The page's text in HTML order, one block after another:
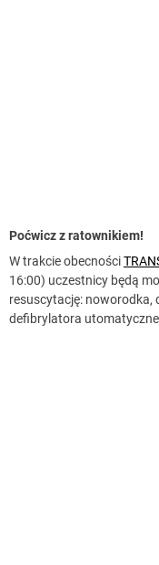
Poćwicz z ratownikiem!
W trakcie obecności
16:00) uczestnicy będą
resuscytację: noworodka,
defibrylatora